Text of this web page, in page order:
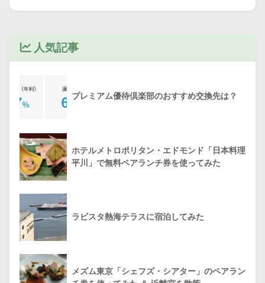
人気記事
プレミアム優待倶楽部のおすすめ交換先は？
ホテルメトロポリタン・エドモンド「日本料理
平川」で無料ペアランチ券を使ってみた
ラビスタ熱海テラスに宿泊してみた
メズム東京「シェフズ・シアター」のペアラン